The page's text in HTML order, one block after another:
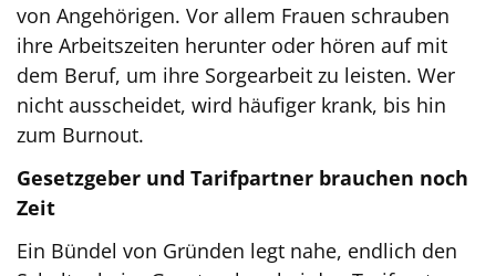
von Angehörigen. Vor allem Frauen schrauben
ihre Arbeitszeiten herunter oder hören auf mit
dem Beruf, um ihre Sorgearbeit zu leisten. Wer
nicht ausscheidet, wird häufiger krank, bis hin
zum Burnout.
Gesetzgeber und Tarifpartner brauchen noch
Zeit
Ein Bündel von Gründen legt nahe, endlich den